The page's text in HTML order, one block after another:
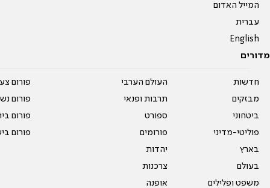
המייל האדום
עברית
English
מדורים
חדשות
מבזקים
ביטחוני
פוליטי-מדיני
בארץ
בעולם
משפט ופלילים
העולם הערבי
תרבות ופנאי
ספורט
פורומים
יהדות
צרכנות
אופנה
פורום
פורום
פורום
פורום